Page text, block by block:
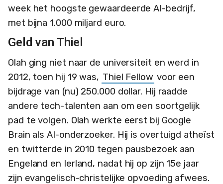
week het hoogste gewaardeerde AI-bedrijf,
met bijna 1.000 miljard euro.
Geld van Thiel
Olah ging niet naar de universiteit en werd in
2012, toen hij 19 was, Thiel Fellow voor een
bijdrage van (nu) 250.000 dollar. Hij raadde
andere tech-talenten aan om een soortgelijk
pad te volgen. Olah werkte eerst bij Google
Brain als AI-onderzoeker. Hij is overtuigd atheïst
en twitterde in 2010 tegen pausbezoek aan
Engeland en Ierland, nadat hij op zijn 15e jaar
zijn evangelisch-christelijke opvoeding afwees.